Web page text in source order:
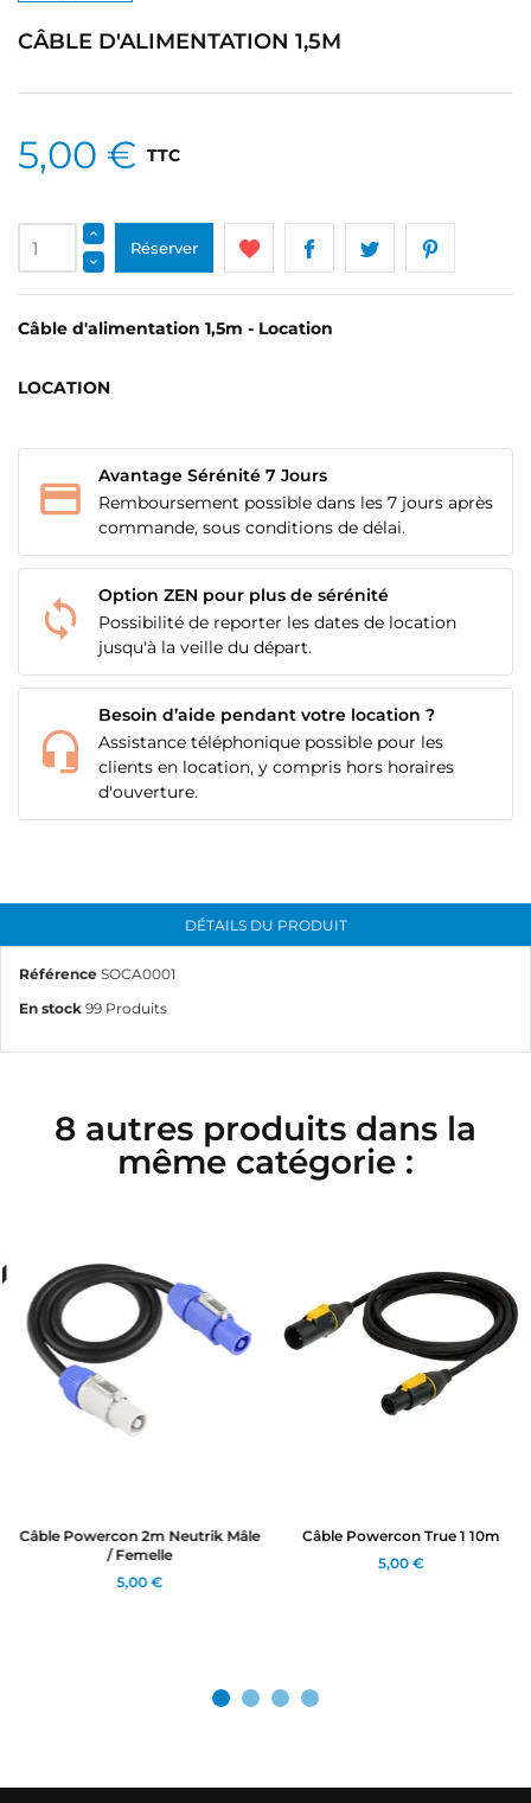
CÂBLE D'ALIMENTATION 1,5M
5,00 € TTC
Réserver
Câble d'alimentation 1,5m - Location
LOCATION
Avantage Sérénité 7 Jours
Remboursement possible dans les 7 jours après
commande, sous conditions de délai.
Option ZEN pour plus de sérénité
Possibilité de reporter les dates de location
jusqu'à la veille du départ.
Besoin d’aide pendant votre location ?
Assistance téléphonique possible pour les
clients en location, y compris hors horaires
d'ouverture.
DÉTAILS DU PRODUIT
Référence SOCA0001
En stock 99 Produits
8 autres produits dans la
même catégorie :
Câble Powercon 2m Neutrik Mâle
/ Femelle
5,00 €
Câble Powercon True 1 10m
5,00 €
MES LISTES
add_circle_outline Créer une nouvelle liste
CRÉER UNE LISTE D'ENVIES
NOM DE LA LISTE D'ENVIES
Annuler Créer une liste d'envies
CONNEXION
à votre liste d'envies.